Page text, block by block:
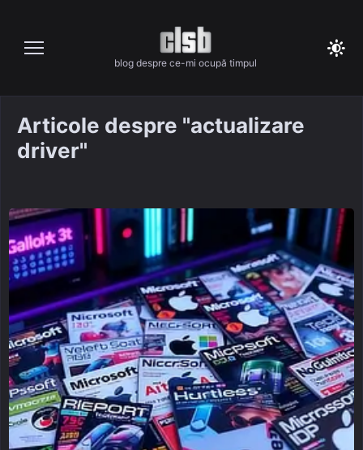
content
blog despre ce-mi ocupă timpul
Articole despre "actualizare
driver"